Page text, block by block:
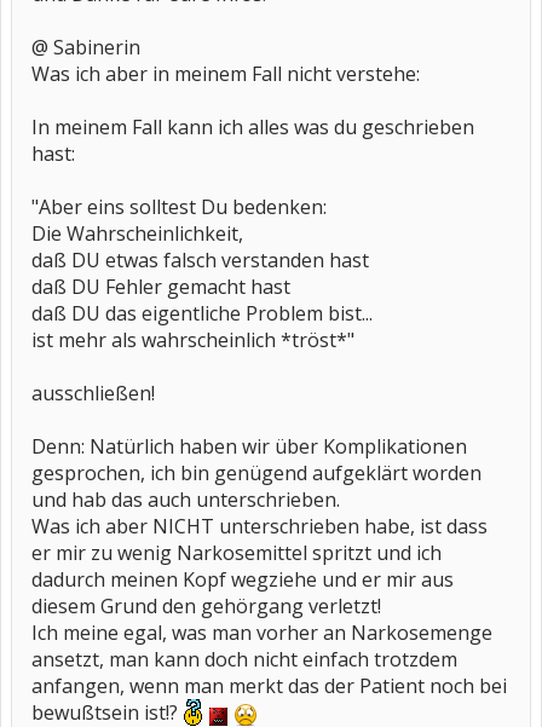
@ Sabinerin
Was ich aber in meinem Fall nicht verstehe:
In meinem Fall kann ich alles was du geschrieben
hast:
"Aber eins solltest Du bedenken:
Die Wahrscheinlichkeit,
daß DU etwas falsch verstanden hast
daß DU Fehler gemacht hast
daß DU das eigentliche Problem bist...
ist mehr als wahrscheinlich *tröst*"
ausschließen!
Denn: Natürlich haben wir über Komplikationen
gesprochen, ich bin genügend aufgeklärt worden
und hab das auch unterschrieben.
Was ich aber NICHT unterschrieben habe, ist dass
er mir zu wenig Narkosemittel spritzt und ich
dadurch meinen Kopf wegziehe und er mir aus
diesem Grund den gehörgang verletzt!
Ich meine egal, was man vorher an Narkosemenge
ansetzt, man kann doch nicht einfach trotzdem
anfangen, wenn man merkt das der Patient noch bei
bewußtsein ist!?